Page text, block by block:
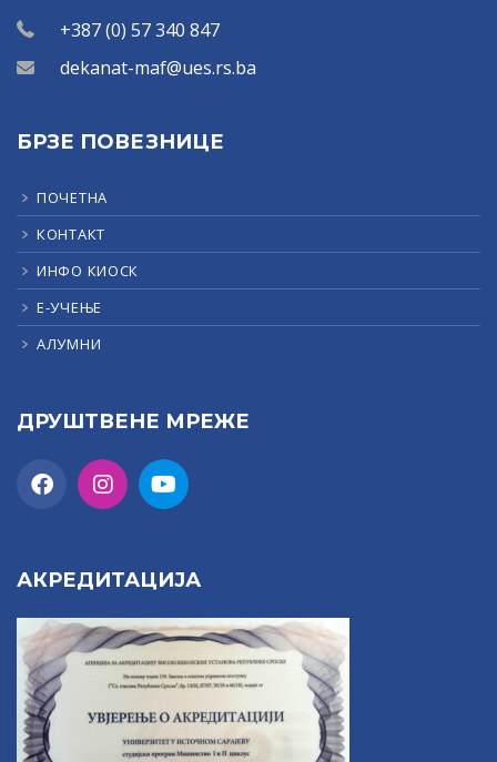
+387 (0) 57 340 847
dekanat-maf@ues.rs.ba
БРЗЕ ПОВЕЗНИЦЕ
ПОЧЕТНА
КОНТАКТ
ИНФО КИОСК
Е-УЧЕЊЕ
АЛУМНИ
ДРУШТВЕНЕ МРЕЖЕ
АКРЕДИТАЦИЈА